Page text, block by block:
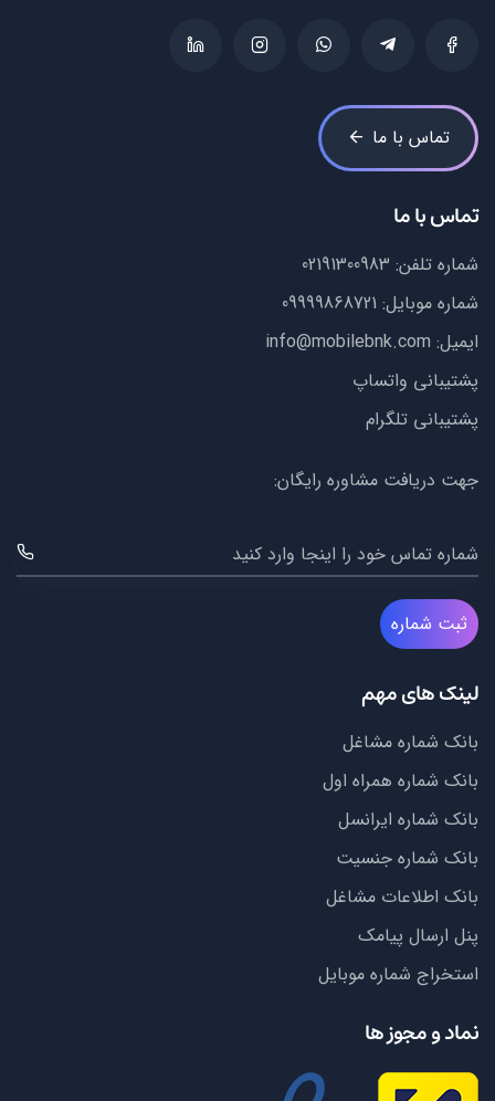
تماس با ما
تماس با ما
شماره تلفن: 02191300983
شماره موبایل: 09999868721
ایمیل: info@mobilebnk.com
پشتیبانی واتساپ
پشتیبانی تلگرام
جهت دریافت مشاوره رایگان:
شماره تماس خود را اینجا وارد کنید
ثبت شماره
لینک های مهم
بانک شماره مشاغل
بانک شماره همراه اول
بانک شماره ایرانسل
بانک شماره جنسیت
بانک اطلاعات مشاغل
پنل ارسال پیامک
استخراج شماره موبایل
نماد و مجوز ها